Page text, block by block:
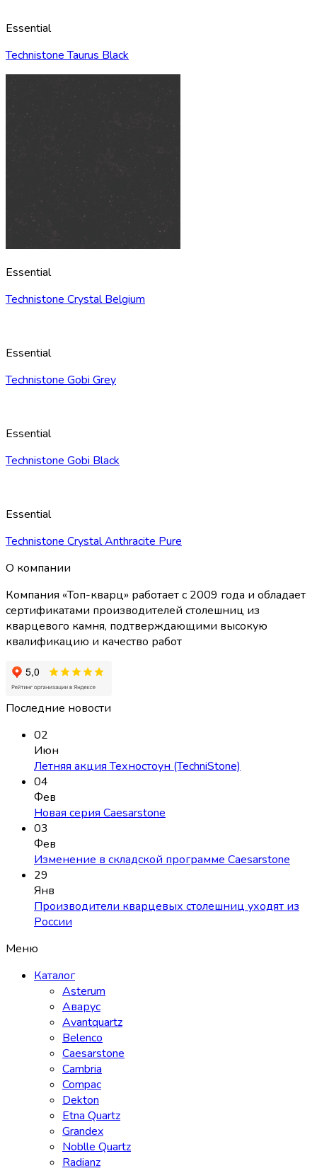
Essential
Technistone Taurus Black
Essential
Technistone Crystal Belgium
Essential
Technistone Gobi Grey
Essential
Technistone Gobi Black
Essential
Technistone Crystal Anthracite Pure
О компании
Компания «Топ-кварц» работает с 2009 года и обладает
сертификатами производителей столешниц из
кварцевого камня, подтверждающими высокую
квалификацию и качество работ
Последние новости
02
Июн
Летняя акция Техностоун (TechniStone)
04
Фев
Новая серия Caesarstone
03
Фев
Изменение в складской программе Caesarstone
29
Янв
Производители кварцевых столешниц уходят из
России
Меню
Каталог
Asterum
Аварус
Avantquartz
Belenco
Caesarstone
Cambria
Compac
Dekton
Etna Quartz
Grandex
Noblle Quartz
Radianz